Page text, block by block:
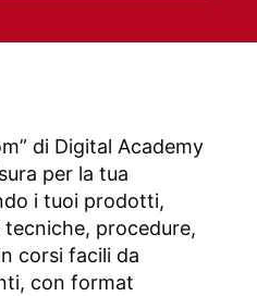
di Digital Academy
per la tua
i tuoi prodotti,
procedure,
corsi facili da
con format